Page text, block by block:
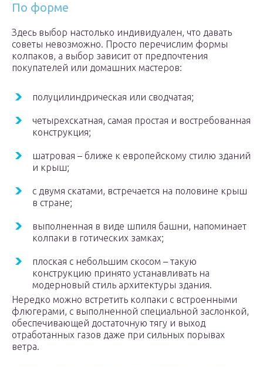
По форме
Здесь выбор настолько индивидуален, что давать
советы невозможно. Просто перечислим формы
колпаков, а выбор зависит от предпочтения
покупателей или домашних мастеров:
полуцилиндрическая или сводчатая;
четырехскатная, самая простая и востребованная
конструкция;
шатровая – ближе к европейскому стилю зданий
и крыш;
с двумя скатами, встречается на половине крыш
в стране;
выполненная в виде шпиля башни, напоминает
колпаки в готических замках;
плоская с небольшим скосом – такую
конструкцию принято устанавливать на
модерновый стиль архитектуры здания.
Нередко можно встретить колпаки с встроенными
флюгерами, с выполненной специальной заслонкой,
обеспечивающей достаточную тягу и выход
отработанных газов даже при сильных порывах
ветра.